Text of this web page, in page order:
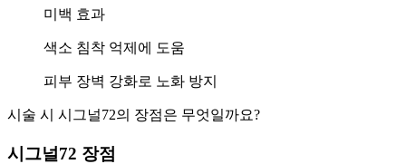
미백 효과
색소 침착 억제에 도움
피부 장벽 강화로 노화 방지
시술 시 시그널72의 장점은 무엇일까요?
시그널72 장점